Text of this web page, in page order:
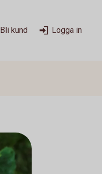
Bli kund Logga in